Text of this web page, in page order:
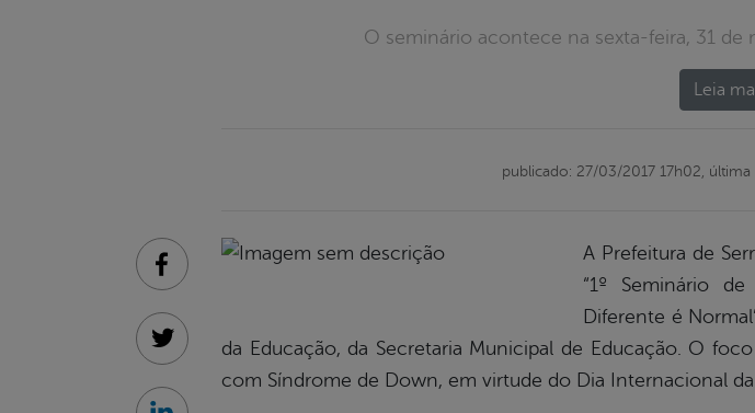
O seminário acontece na sexta-feira, 31 de
Leia
publicado: 27/03/2017 17h02, última
A Prefeitura de
“1º Seminário
Diferente é
da Educação, da Secretaria Municipal de Educação. O
com Síndrome de Down, em virtude do Dia Internacional
Facebook
Twitter